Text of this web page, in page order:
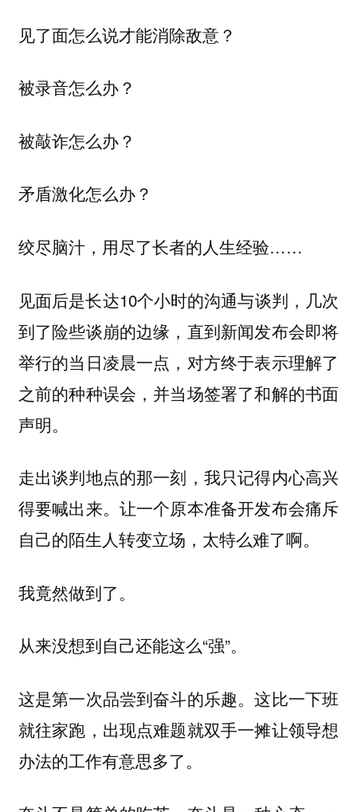
见了面怎么说才能消除敌意？
被录音怎么办？
被敲诈怎么办？
矛盾激化怎么办？
绞尽脑汁，用尽了长者的人生经验……
见面后是长达10个小时的沟通与谈判，几次
到了险些谈崩的边缘，直到新闻发布会即将
举行的当日凌晨一点，对方终于表示理解了
之前的种种误会，并当场签署了和解的书面
声明。
走出谈判地点的那一刻，我只记得内心高兴
得要喊出来。让一个原本准备开发布会痛斥
自己的陌生人转变立场，太特么难了啊。
我竟然做到了。
从来没想到自己还能这么“强”。
这是第一次品尝到奋斗的乐趣。这比一下班
就往家跑，出现点难题就双手一摊让领导想
办法的工作有意思多了。